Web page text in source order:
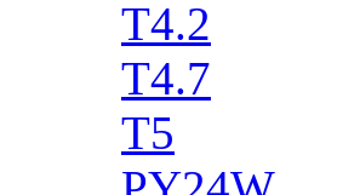
T4.2
T4.7
T5